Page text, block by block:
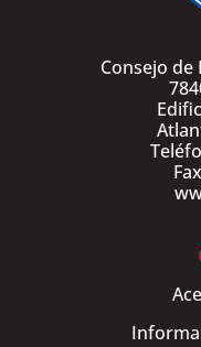
Consejo de